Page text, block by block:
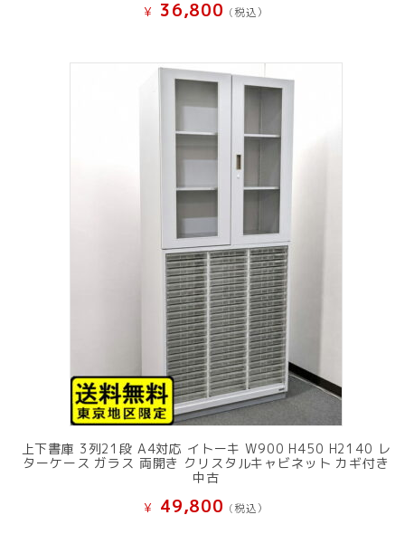
¥ 36,800 (税込）
上下書庫 3列21段 A4対応 イトーキ W900 H450 H2140 レ
ターケース ガラス 両開き クリスタルキャビネット カギ付き
中古
¥ 49,800 (税込）